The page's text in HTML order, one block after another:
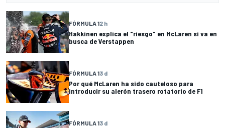
FÓRMULA 12 h
Hakkinen explica el "riesgo" en McLaren si va en
busca de Verstappen
FÓRMULA 13 d
Por qué McLaren ha sido cauteloso para
introducir su alerón trasero rotatorio de F1
FÓRMULA 13 d